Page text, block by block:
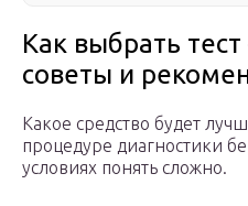
Как выбрать
советы и
Какое средство будет
процедуре диагностики
условиях понять сложно.